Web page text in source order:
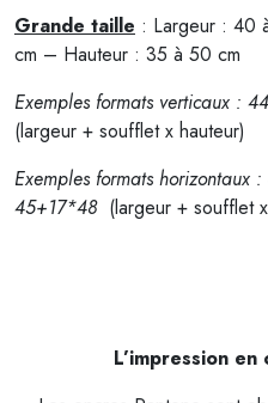
Grande taille : Largeur : 40
cm – Hauteur : 35 à 50 cm
Exemples formats verticaux :
(largeur + soufflet x hauteur)
Exemples formats
45+17*48 (largeur + soufflet
L’impression